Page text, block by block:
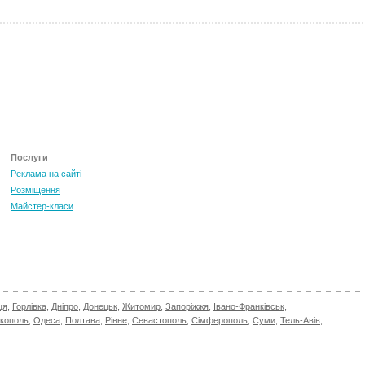
Послуги
Реклама на сайті
Розміщення
Майстер-класи
Горлівка Дніпро Донецьк Житомир Запоріжжя Івано-Франківськ
Одеса Полтава Рівне Севастополь Сімферополь Суми Тель-Авів